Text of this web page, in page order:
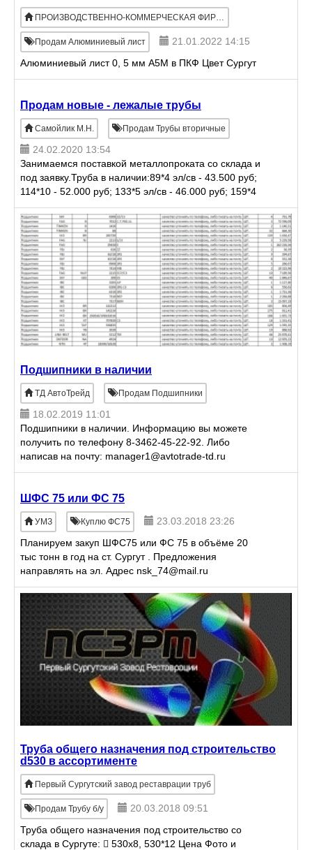
ПРОИЗВОДСТВЕННО-КОММЕРЧЕСКАЯ ФИРМА ЦВЕТ
Продам Алюминиевый лист
21.01.2022 14:15
Алюминиевый лист 0, 5 мм А5М в ПКФ Цвет Сургут
Продам новые - лежалые трубы
Самойлик М.Н. Продам Трубы вторичные
24.02.2020 13:54
Занимаемся поставкой металлопроката со склада и
под заявку.Труба в наличии:89*4 эл/св - 43.500 руб;
114*10 - 52.000 руб; 133*5 эл/св - 46.000 руб; 159*4
эл/св - 44.000 руб; 159*6 эл/св - 44.000 руб; 1
Подшипники в наличии
ТД АвтоТрейд Продам Подшипники
18.02.2019 11:01
Подшипники в наличии. Информацию вы можете
получить по телефону 8-3462-45-22-92. Либо
написав на почту: manager1@avtotrade-td.ru
ШФС 75 или ФС 75
УМЗ Куплю ФС75
23.03.2018 23:26
Планируем закуп ШФС75 или ФС 75 в объёме 20
тыс тонн в год на ст. Сургут . Предложения
направлять на эл. Адрес nsk_74@mail.ru
Труба общего назначения под строительство
d530 в ассортименте
Первый Сургутский завод реставрации труб
Продам Трубу б/у
20.03.2018 09:51
Труба общего назначения под строительство со
склада в Сургуте:  530х8, 530*12 Цена Фото и